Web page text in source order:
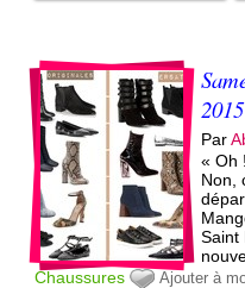
2015
Par
« Oh
Non,
Saint
Chaussures
Ajouter à